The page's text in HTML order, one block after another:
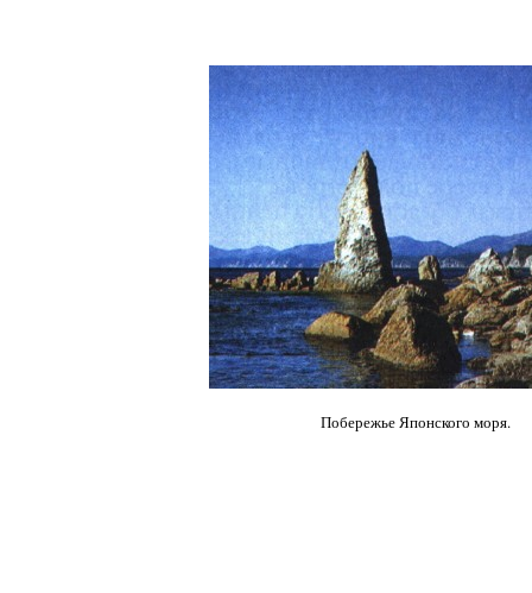
Побережье Японского моря.